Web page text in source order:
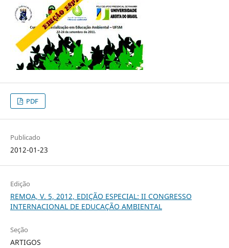
PDF
Publicado
2012-01-23
Edição
REMOA, V. 5, 2012, EDIÇÃO ESPECIAL: II CONGRESSO
INTERNACIONAL DE EDUCAÇÃO AMBIENTAL
Seção
ARTIGOS